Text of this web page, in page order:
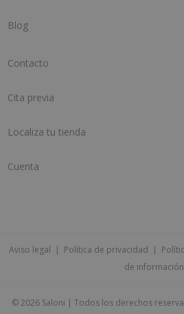
Blog
Contacto
Cita previa
Localiza tu tienda
Cuenta
Aviso legal | Política de privacidad |
de información
©2026 Saloni | Todos los derechos